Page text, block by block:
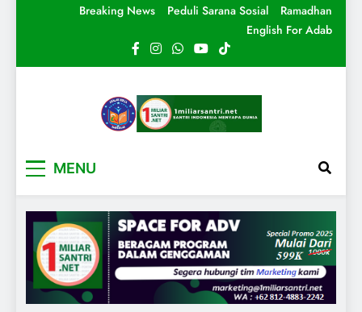
Breaking News
Peduli Sarana Sosial
Ramadhan
English For Adab
MENU